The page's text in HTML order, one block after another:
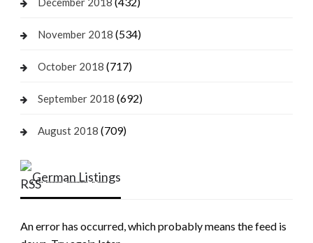
November 2018 (534)
October 2018 (717)
September 2018 (692)
August 2018 (709)
German Listings
An error has occurred, which probably means the feed is